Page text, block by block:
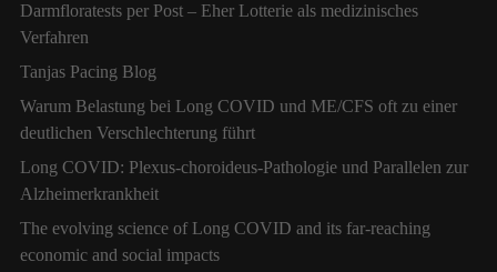
Darmfloratests per Post – Eher Lotterie als medizinisches
Verfahren
Tanjas Pacing Blog
Warum Belastung bei Long COVID und ME/CFS oft zu einer
deutlichen Verschlechterung führt
Long COVID: Plexus-choroideus-Pathologie und Parallelen zur
Alzheimerkrankheit
The evolving science of Long COVID and its far-reaching
economic and social impacts